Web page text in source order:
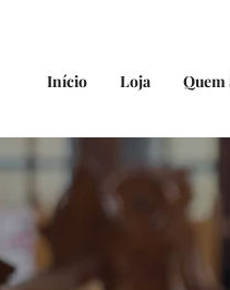
Início Loja Quem